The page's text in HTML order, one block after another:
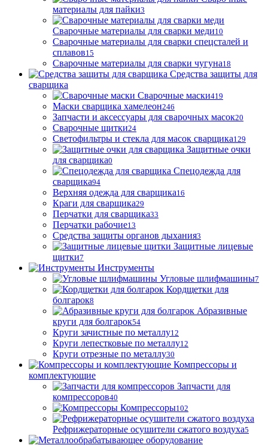
материалы для пайки3
Сварочные материалы для сварки меди10
Сварочные материалы для сварки спецсталей и
сплавов15
Сварочные материалы для сварки чугуна18
Средства защиты для
сварщика
Сварочные маски419
Маски сварщика хамелеон246
Запчасти и аксессуары для сварочных масок20
Сварочные щитки24
Светофильтры и стекла для масок сварщика129
Защитные очки
для сварщика0
Спецодежда для
сварщика94
Верхняя одежда для сварщика16
Краги для сварщика29
Перчатки для сварщика33
Перчатки рабочие13
Средства защиты органов дыхания3
Защитные лицевые
щитки7
Инструменты
Угловые шлифмашины7
Кордщетки для
болгарок8
Абразивные
круги для болгарок54
Круги зачистные по металлу12
Круги лепестковые по металлу12
Круги отрезные по металлу30
Компрессоры и
комплектующие
Запчасти для
компрессоров40
Компрессоры102
Рефрижераторные осушители сжатого воздуха5